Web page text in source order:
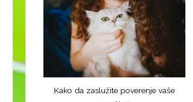
Kako da zaslužite poverenje vaše